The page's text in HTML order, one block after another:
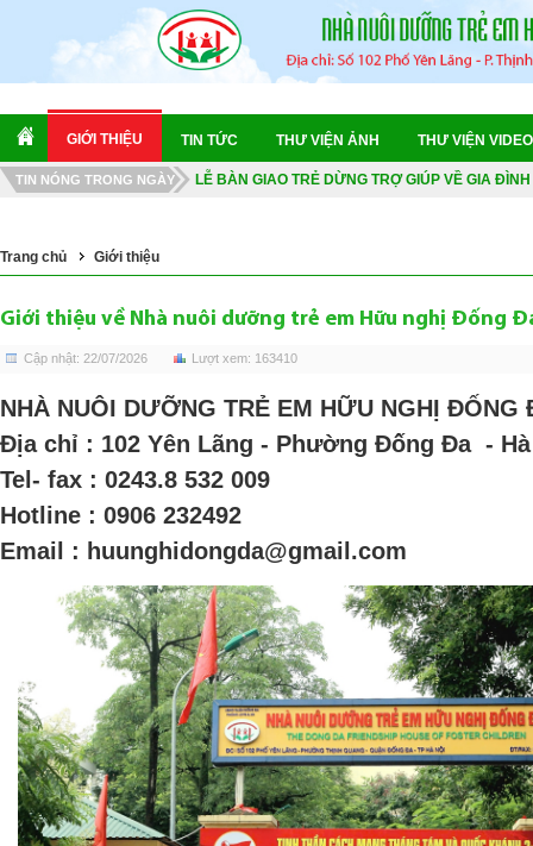
GIỚI THIỆU TIN TỨC THƯ VIỆN ẢNH THƯ VIỆN VIDEO
TIN NÓNG TRONG NGÀY
CHUYẾN TÀU DI SẢN "ĐẶC BIỆT" - HÀNH
NGÀY HỘI VĂN HÓA THỂ THAO 2026
LỄ BÀN GIAO TRẺ DỪNG TRỢ GIÚP VỀ GIA
HOA DÂNG BÁC 2026
Trang chủ Giới thiệu
Giới thiệu về Nhà nuôi dưỡng trẻ em Hữu nghị Đống
Cập nhật: 22/07/2026 Lượt xem: 163410
NHÀ NUÔI DƯỠNG TRẺ EM HỮU NGHỊ ĐỐNG
Địa chỉ : 102 Yên Lãng - Phường Đống Đa -
Tel- fax : 0243.8 532 009
Hotline : 0906 232492
Email : huunghidongda@gmail.com